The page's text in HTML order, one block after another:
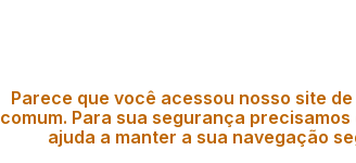
Parece que você acessou nosso site
comum. Para sua segurança
ajuda a manter a sua navegação